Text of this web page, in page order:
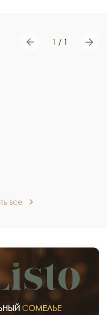
1 / 1
все
СОМЕЛЬЕ